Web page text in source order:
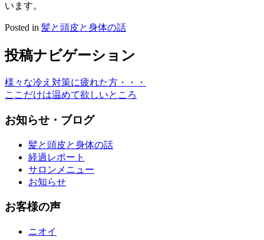
います。
Posted in 髪と頭皮と身体の話
投稿ナビゲーション
様々な冷え対策に疲れた方・・・
ここだけは温めて欲しいところ
お知らせ・ブログ
髪と頭皮と身体の話
経過レポート
サロンメニュー
お知らせ
お客様の声
ニオイ